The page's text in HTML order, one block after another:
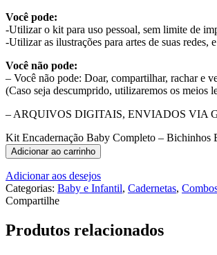
Você pode:
-Utilizar o kit para uso pessoal, sem limite de
-Utilizar as ilustrações para artes de suas redes,
Você não pode:
– Você não pode: Doar, compartilhar, rachar e
(Caso seja descumprido, utilizaremos os meios
– ARQUIVOS DIGITAIS, ENVIADOS VIA
Kit Encadernação Baby Completo – Bichinhos
Adicionar ao carrinho
Adicionar aos desejos
Categorias: Baby e Infantil, Cadernetas,
Compartilhe
Produtos relacionados